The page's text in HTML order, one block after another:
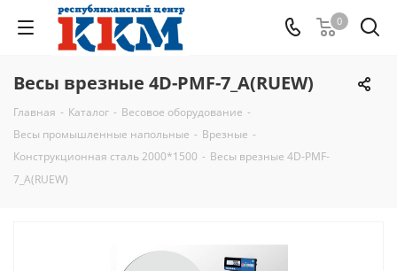
0
Весы врезные 4D-PMF-7_A(RUEW)
Главная - Каталог - Весовое оборудование -
Весы промышленные напольные - Врезные -
Конструкционная сталь 2000*1500 - Весы врезные 4D-PMF-
7_A(RUEW)